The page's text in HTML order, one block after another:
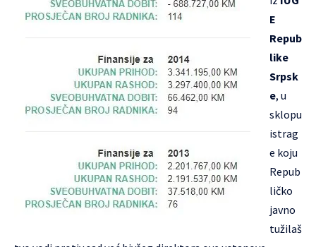
E
Repub
like
Srpsk
e, u
sklopu
istrag
e koju
Repub
ličko
javno
tužilaš